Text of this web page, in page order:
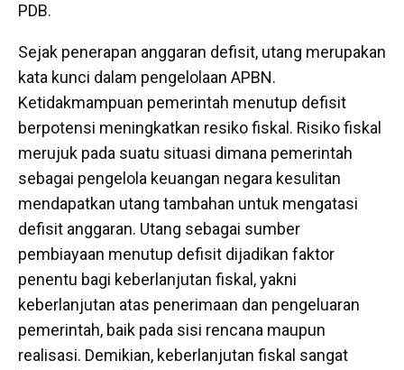
PDB.
Sejak penerapan anggaran defisit, utang merupakan
kata kunci dalam pengelolaan APBN.
Ketidakmampuan pemerintah menutup defisit
berpotensi meningkatkan resiko fiskal. Risiko fiskal
merujuk pada suatu situasi dimana pemerintah
sebagai pengelola keuangan negara kesulitan
mendapatkan utang tambahan untuk mengatasi
defisit anggaran. Utang sebagai sumber
pembiayaan menutup defisit dijadikan faktor
penentu bagi keberlanjutan fiskal, yakni
keberlanjutan atas penerimaan dan pengeluaran
pemerintah, baik pada sisi rencana maupun
realisasi. Demikian, keberlanjutan fiskal sangat